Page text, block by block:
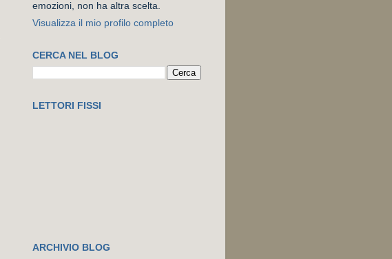
emozioni, non ha altra scelta.
Visualizza il mio profilo completo
CERCA NEL BLOG
LETTORI FISSI
ARCHIVIO BLOG